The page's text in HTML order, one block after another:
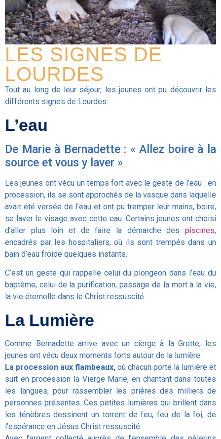
LES SIGNES DE
LOURDES
Tout au long de leur séjour, les jeunes ont pu découvrir les
différents signes de Lourdes.
L’eau
De Marie à Bernadette : « Allez boire à la
source et vous y laver »
Les jeunes ont vécu un temps fort avec le geste de l’eau : en
procession, ils se sont approchés de la vasque dans laquelle
avait été versée de l’eau et ont pu tremper leur mains, boire,
se laver le visage avec cette eau. Certains jeunes ont choisi
d’aller plus loin et de faire la démarche des piscines,
encadrés par les hospitaliers, où ils sont trempés dans un
bain d’eau froide quelques instants.
C’est un geste qui rappelle celui du plongeon dans l’eau du
baptême, celui de la purification, passage de la mort à la vie,
la vie éternelle dans le Christ ressuscité.
La Lumière
Comme Bernadette arrive avec un cierge à la Grotte, les
jeunes ont vécu deux moments forts autour de la lumière.
La procession aux flambeaux, où chacun porte la lumière et
suit en procession la Vierge Marie, en chantant dans toutes
les langues, pour rassembler les prières des milliers de
personnes présentes. Ces petites lumières qui brillent dans
les ténèbres dessinent un torrent de feu, feu de la foi, de
l’espérance en Jésus Christ ressuscité.